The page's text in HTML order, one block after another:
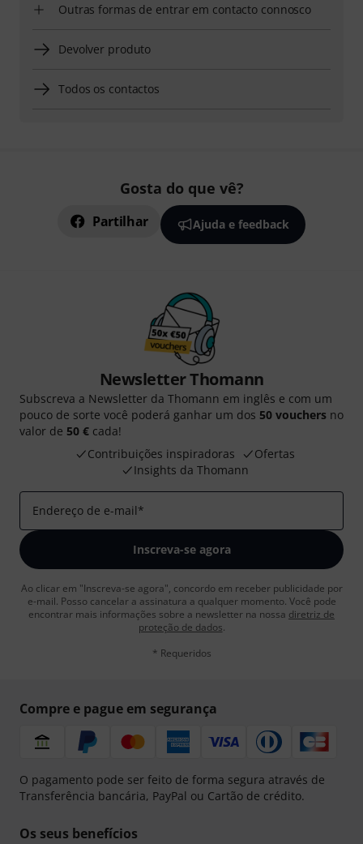
Outras formas de entrar em contacto connosco
Devolver produto
Todos os contactos
Gosta do que vê?
Partilhar Ajuda e feedback
Newsletter Thomann
Subscreva a Newsletter da Thomann em inglês e com um
pouco de sorte você poderá ganhar um dos 50 vouchers no
valor de 50 € cada!
Contribuições inspiradoras
Ofertas
Insights da Thomann
Endereço de e-mail*
Inscreva-se agora
Ao clicar em "Inscreva-se agora", concordo em receber publicidade por
e-mail. Posso cancelar a assinatura a qualquer momento. Você pode
encontrar mais informações sobre a newsletter na nossa diretriz de
proteção de dados.
* Requeridos
Compre e pague em segurança
O pagamento pode ser feito de forma segura através de
Transferência bancária, PayPal ou Cartão de crédito.
Os seus benefícios